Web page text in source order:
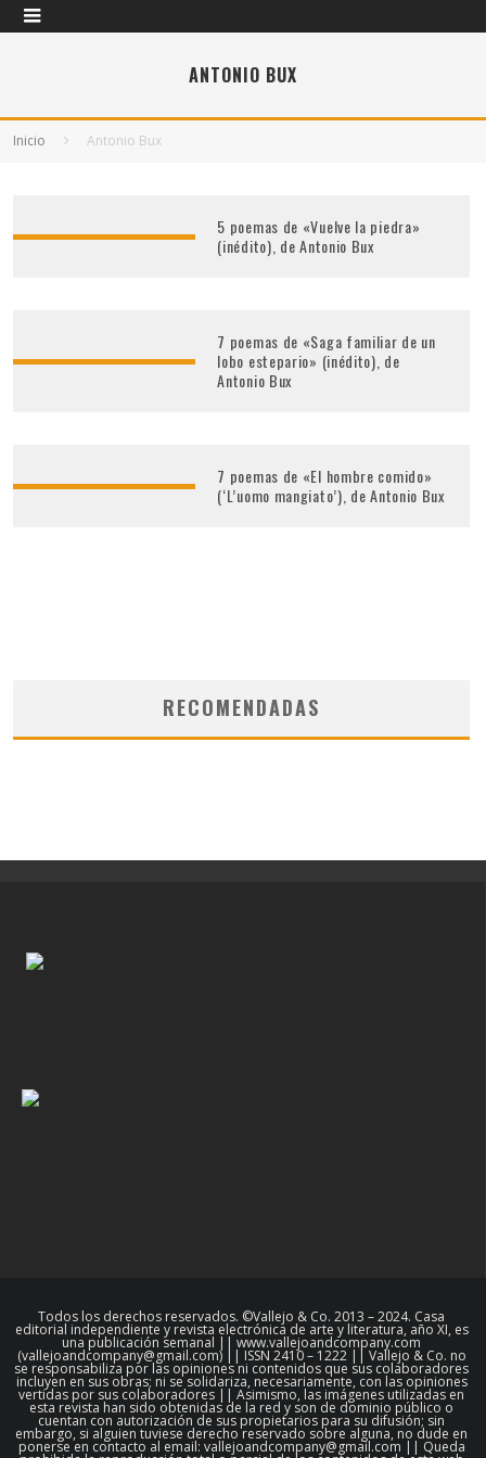
ANTONIO BUX
Inicio Antonio Bux
5 poemas de «Vuelve la piedra»
(inédito), de Antonio Bux
7 poemas de «Saga familiar de un
lobo estepario» (inédito), de
Antonio Bux
7 poemas de «El hombre comido»
(‘L’uomo mangiato’), de Antonio Bux
RECOMENDADAS
Todos los derechos reservados. ©Vallejo & Co. 2013 – 2024. Casa
editorial independiente y revista electrónica de arte y literatura, año XI, es
una publicación semanal || www.vallejoandcompany.com
(vallejoandcompany@gmail.com) || ISSN 2410 – 1222 || Vallejo & Co. no
se responsabiliza por las opiniones ni contenidos que sus colaboradores
incluyen en sus obras; ni se solidariza, necesariamente, con las opiniones
vertidas por sus colaboradores || Asimismo, las imágenes utilizadas en
esta revista han sido obtenidas de la red y son de dominio público o
cuentan con autorización de sus propietarios para su difusión; sin
embargo, si alguien tuviese derecho reservado sobre alguna, no dude en
ponerse en contacto al email: vallejoandcompany@gmail.com || Queda